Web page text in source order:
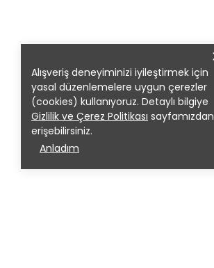
Alışveriş deneyiminizi iyileştirmek için
yasal düzenlemelere uygun çerezler
(cookies) kullanıyoruz. Detaylı bilgiye
Gizlilik ve Çerez Politikası sayfamızdan
erişebilirsiniz.
Anladım